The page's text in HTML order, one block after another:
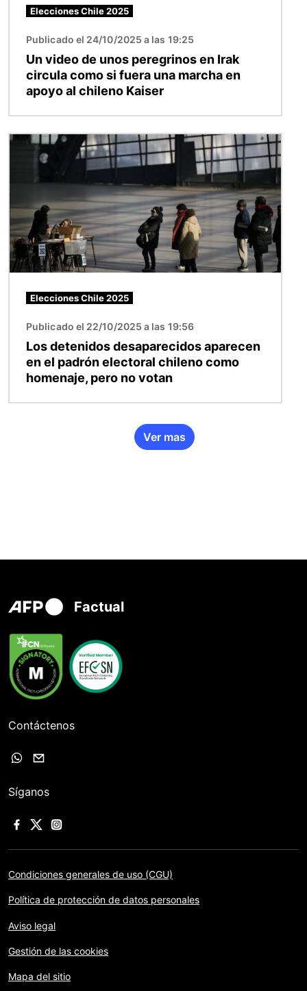
Elecciones Chile 2025
Publicado el 24/10/2025 a las 19:25
Un video de unos peregrinos en Irak
circula como si fuera una marcha en
apoyo al chileno Kaiser
Imagen
Elecciones Chile 2025
Publicado el 22/10/2025 a las 19:56
Los detenidos desaparecidos aparecen
en el padrón electoral chileno como
homenaje, pero no votan
Ver mas
Factual
Contáctenos
Síganos
Condiciones generales de uso (CGU)
Política de protección de datos personales
Aviso legal
Gestión de las cookies
Mapa del sitio